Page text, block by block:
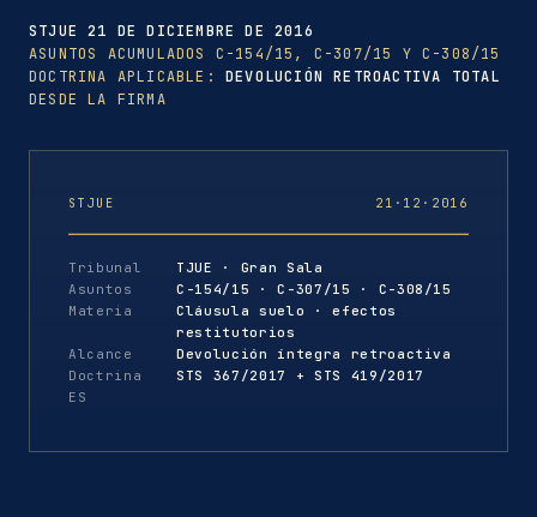
STJUE 21 DE DICIEMBRE DE 2016
ASUNTOS ACUMULADOS C-154/15, C-307/15 Y C-308/15
DOCTRINA APLICABLE: DEVOLUCIÓN RETROACTIVA TOTAL
DESDE LA FIRMA
STJUE 21·12·2016
Tribunal
TJUE · Gran Sala
Asuntos
C-154/15 · C-307/15 · C-308/15
Materia
Cláusula suelo · efectos
restitutorios
Alcance
Devolución íntegra retroactiva
Doctrina
ES
STS 367/2017 + STS 419/2017